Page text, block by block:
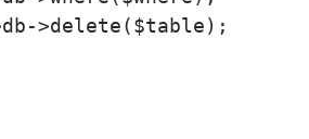
>delete($table);